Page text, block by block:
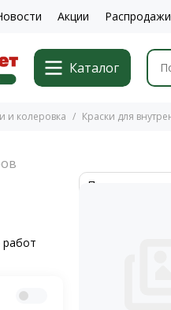
Акции Распродажи
Каталог
и колеровка Краски для
работ